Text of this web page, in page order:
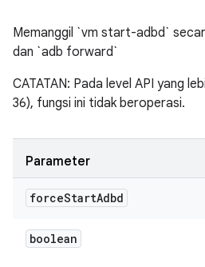
Memanggil `vm start-adbd`
dan `adb forward`
CATATAN: Pada level API yang
36), fungsi ini tidak beroperasi.
Parameter
forceStartAdbd
boolean